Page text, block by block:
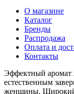
О магазине
Каталог
Бренды
Распродажа
Оплата и
Контакты
Эффектный аромат
естественным
женщины. Широкий